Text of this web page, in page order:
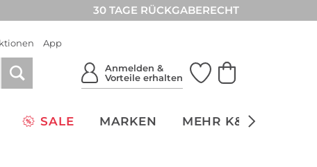
30 TAGE RÜCKGABERECHT
App
Anmelden &
Vorteile erhalten
SALE MARKEN MEHR K&Ö